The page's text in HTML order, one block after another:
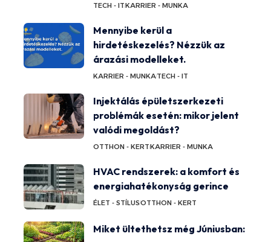
TECH - ITKARRIER - MUNKA
Mennyibe kerül a
hirdetéskezelés? Nézzük az
árazási modelleket.
KARRIER - MUNKATECH - IT
Injektálás épületszerkezeti
problémák esetén: mikor jelent
valódi megoldást?
OTTHON - KERTKARRIER - MUNKA
HVAC rendszerek: a komfort és
energiahatékonyság gerince
ÉLET - STÍLUSOTTHON - KERT
Miket ültethetsz még Júniusban: